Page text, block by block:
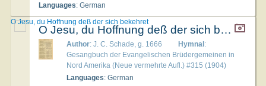
Languages: German
O Jesu, du Hoffnung deß der sich bekehret
Author: J. C. Schade, g. 1666 Hymnal:
Gesangbuch der Evangelischen Brüdergemeinen in
Nord Amerika (Neue vermehrte Aufl.) #315 (1904)
Languages: German
O Jesu, du Hoffnung deß der sich bekehret